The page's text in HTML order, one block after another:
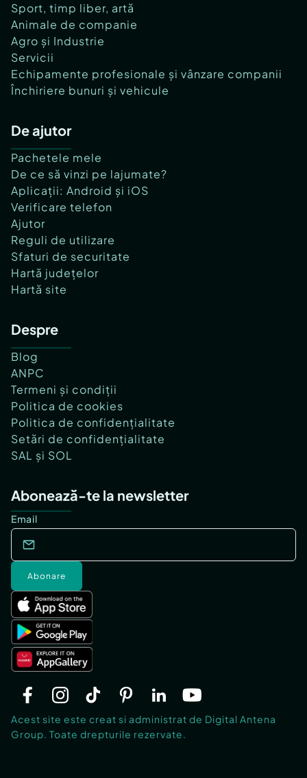
Sport, timp liber, artă
Animale de companie
Agro și Industrie
Servicii
Echipamente profesionale și vânzare companii
Închiriere bunuri și vehicule
De ajutor
Pachetele mele
De ce să vinzi pe lajumate?
Aplicații: Android și iOS
Verificare telefon
Ajutor
Reguli de utilizare
Sfaturi de securitate
Hartă județelor
Hartă site
Despre
Blog
ANPC
Termeni și condiții
Politica de cookies
Politica de confidențialitate
Setări de confidențialitate
SAL și SOL
Abonează-te la newsletter
Email
Abonare
Acest site este creat si administrat de Digital Antena
Group. Toate drepturile rezervate.